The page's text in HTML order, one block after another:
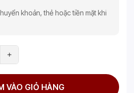
khoản, thẻ hoặc tiền mặt khi
VÀO GIỎ HÀNG